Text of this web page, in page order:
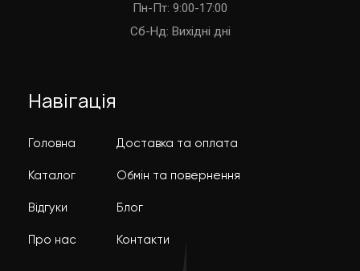
Пн-Пт: 9:00-17:00
Cб-Нд: Вихідні дні
Навігація
Головна
Каталог
Відгуки
Про нас
Доставка та оплата
Обмін та повернення
Блог
Контакти